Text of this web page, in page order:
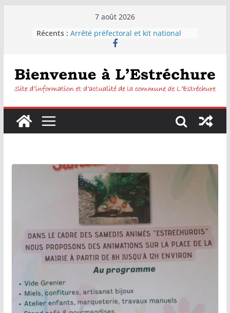
7 août 2026
Récents : Arrêté préfectoral et kit national
L’Estréchure.
L’Estréchure :Interdiction de boire
l’eau du robinet
Fête votive de L’Estréchure du 7 au
Corconac – L’estréchure mardi 4